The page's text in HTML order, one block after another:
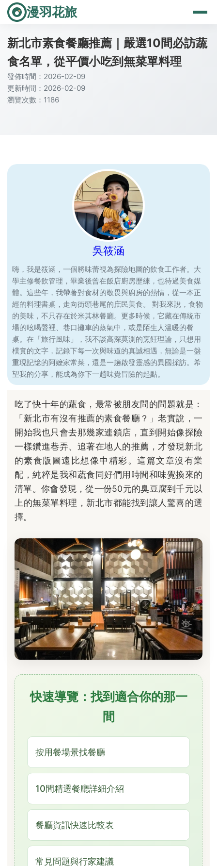
漫羽花旅
新北市素食餐廳推薦｜嚴選10間必訪蔬
食名單，從平價小吃到無菜單料理
發佈時間：2026-02-09
更新時間：2026-02-09
瀏覽次數：1186
吳筱涵
嗨，我是筱涵，一個將味蕾視為探險地圖的飲食工作者。大
學主修餐飲管理，畢業後曾在飯店廚房歷練，也待過美食媒
體。這些年，我帶著對食材的敬畏與廚房的熱情，從一本正
經的料理書桌，走向街頭巷尾的庶民美食。 對我來說，食物
的美味，不只存在於米其林餐廳。更多時候，它藏在傳統市
場的吆喝聲裡、巷口攤車的蒸氣中，或是陌生人溫暖的餐
桌。在「旅行風味」，我不談高深莫測的烹飪理論，只想用
樸實的文字，記錄下每一次與味道的真誠相遇，無論是一盤
重現記憶的阿嬤家常菜，還是一趟啟發靈感的異國採訪。希
望我的分享，能成為你下一趟味覺冒險的起點。
吃了快十年的蔬食，最常被朋友問的問題就是：
「新北市有沒有推薦的素食餐廳？」老實說，一
開始我也只會去那幾家連鎖店，直到開始像探險
一樣鑽進巷弄、追著在地人的推薦，才發現新北
的素食版圖遠比想像中精彩。這篇文章沒有業
配，純粹是我和蔬食同好們用時間和味覺換來的
清單。你會發現，從一份50元的臭豆腐到千元以
上的無菜單料理，新北市都能找到讓人驚喜的選
擇。
快速導覽：找到適合你的那一
間
按用餐場景找餐廳
10間精選餐廳詳細介紹
餐廳資訊快速比較表
常見問題與行家建議